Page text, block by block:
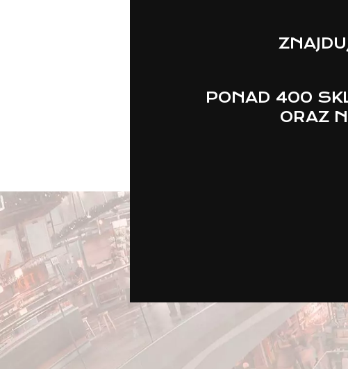
PONAD 400
ORAZ